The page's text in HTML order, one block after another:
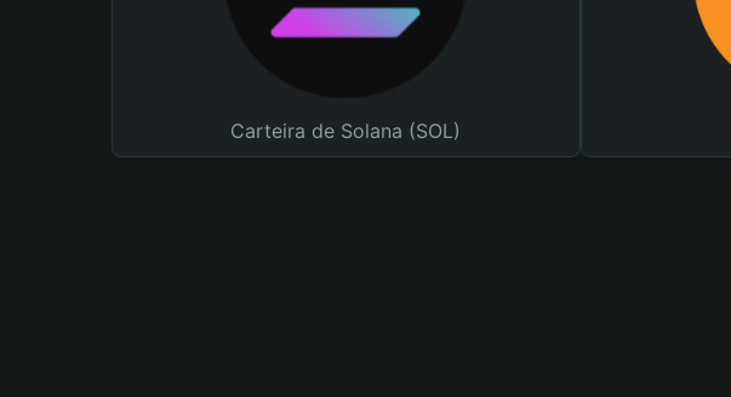
Carteira de Solana (SOL)